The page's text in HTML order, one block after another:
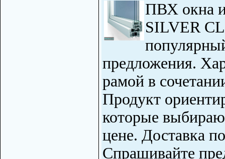
ПВХ окна
SILVER
предложения.
рамой в
Продукт
которые
цене. Доставка
Спрашивайте